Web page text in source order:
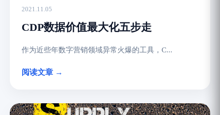
2021.11.05
CDP数据价值最大化五步走
作为近些年数字营销领域异常火爆的工具，C...
阅读文章 →